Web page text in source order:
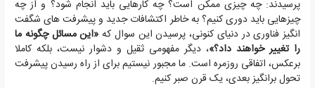
پرسیدند: چه چیزی ممکن است؟ چه کارهایی باید انجام شود؟ و از چه
چیزهایی باید دوری کنیم؟ به خاطر اکتشافات جدید و پیشرفت های شگفت
انگیز فناوری در دنیای کنونی، پرسیدن این سوال که «این مسائل چگونه ما
را تغییر خواهند داد؟»، دیگر مفهومی ثقیل و دشوار نیست، بلکه کاملا
برعکس، اتفاقی روزمره است. ما مجبور نیستیم برای از راه رسیدن پیشرفت
تحول برانگیز بعدی، یک قرن صبر کنیم.